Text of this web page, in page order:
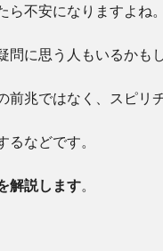
不安になりますよね。
問に思う人もいるかも
前兆ではなく、スピリ
るなどです。
解説します。